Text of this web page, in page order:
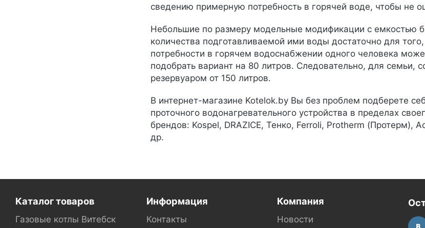
сведению примерную потребность в горячей воде, чтобы не
Небольшие по размеру модельные модификации с емкостью
количества подготавливаемой ими воды достаточно для
потребности в горячем водоснабжении одного человека
подобрать вариант на 80 литров. Следовательно, для семьи,
резервуаром от 150 литров.
В интернет-магазине Kotelok.by Вы без проблем подберете
проточного водонагревательного устройства в пределах
брендов: Kospel, DRAZICE, Тенко, Ferroli, Protherm (Протерм),
др.
Каталог товаров
Газовые котлы Витебск
Информация
Контакты
Компания
Новости